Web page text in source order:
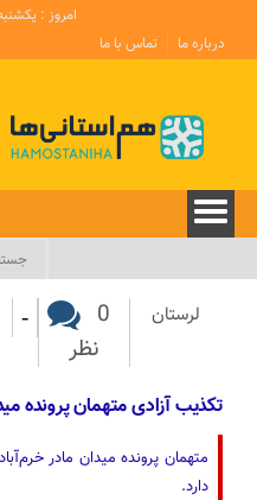
امروز : یکشنبه, ۱۸ مرداد ,
درباره ما
تماس با ما
لرستان
0
نظر
-
تکذیب آزادی متهمان پرونده
متهمان پرونده میدان مادر
دارد.